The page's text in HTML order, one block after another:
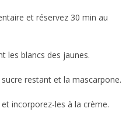
et réservez 30 min au
les blancs des jaunes.
restant et la mascarpone.
incorporez-les à la crème.